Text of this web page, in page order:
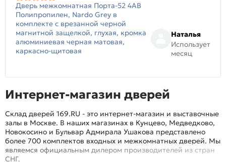
Дверь межкомнатная Порта-52 4AB
Полипропилен, Nardo Grey в
комплекте с врезанной черной
магнитной защелкой, глухая, кромка
алюминиевая черная матовая,
каркасно-щитовая
Наталья
Использует
месяц
Интернет-магазин дверей
Склад дверей 169.RU - это интернет-магазин и выставочные
залы в Москве. В наших магазинах в Кунцево, Медведково,
Новокосино и Бульвар Адмирала Ушакова представлено
более 700 комплектов входных и межкомнатных дверей. Мы
являемся официальным дилером производителей из стран
СНГ.